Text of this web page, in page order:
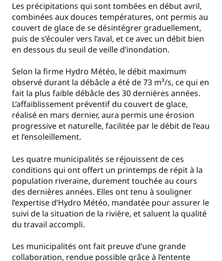
Les précipitations qui sont tombées en début avril,
combinées aux douces températures, ont permis au
couvert de glace de se désintégrer graduellement,
puis de s’écouler vers l’aval, et ce avec un débit bien
en dessous du seuil de veille d’inondation.
Selon la firme Hydro Météo, le débit maximum
observé durant la débâcle a été de 73 m³/s, ce qui en
fait la plus faible débâcle des 30 dernières années.
L’affaiblissement préventif du couvert de glace,
réalisé en mars dernier, aura permis une érosion
progressive et naturelle, facilitée par le débit de l’eau
et l’ensoleillement.
Les quatre municipalités se réjouissent de ces
conditions qui ont offert un printemps de répit à la
population riveraine, durement touchée au cours
des dernières années. Elles ont tenu à souligner
l’expertise d’Hydro Météo, mandatée pour assurer le
suivi de la situation de la rivière, et saluent la qualité
du travail accompli.
Les municipalités ont fait preuve d’une grande
collaboration, rendue possible grâce à l’entente